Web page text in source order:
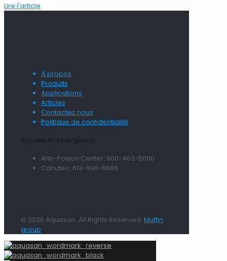
Lire l'article
À propos
Produits
Applications
Articles
Contactez nous
Politique de confidentialité
Anti-Poison Center: 800-463-5060
Canutec: 613-996-6666
© 2026 Aquasan. All Rights Reserved. Muffin
group